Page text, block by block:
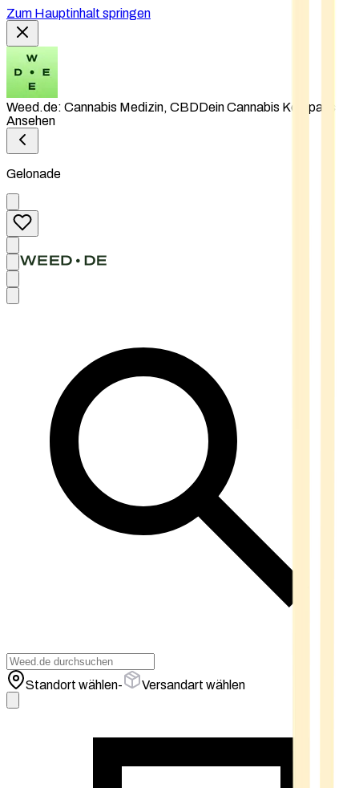
Zum Hauptinhalt springen
Weed.de: Cannabis Medizin, CBDDein Cannabis Kompass
Ansehen
Gelonade
Standort wählen- Versandart wählen